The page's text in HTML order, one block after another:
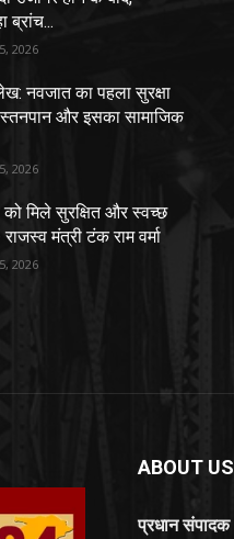
ब्रांच...
2026
नवजात का पहला सुरक्षा
और इसका सामाजिक
2026
को मिले सुरक्षित और स्वच्छ
मंत्री टंक राम वर्मा
2026
ABOUT US
प्रधान संपादक